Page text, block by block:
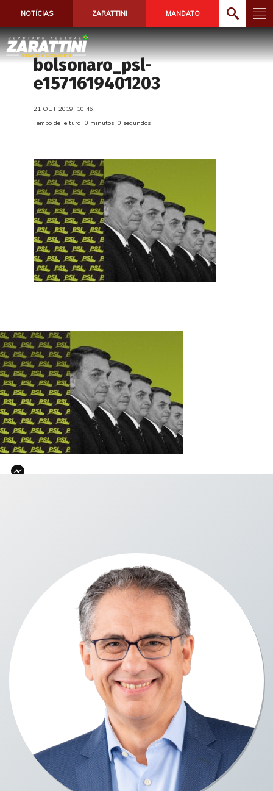
NOTÍCIAS ZARATTINI MANDATO
bolsonaro_psl-
e1571619401203
21 OUT 2019, 10:46
Tempo de leitura: 0 minutos, 0 segundos